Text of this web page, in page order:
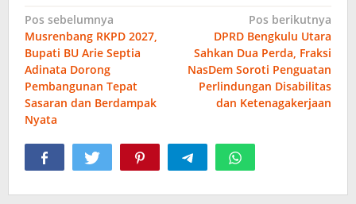
Navigasi
pos
Pos sebelumnya
Musrenbang RKPD 2027,
Bupati BU Arie Septia
Adinata Dorong
Pembangunan Tepat
Sasaran dan Berdampak
Nyata
Pos berikutnya
DPRD Bengkulu Utara
Sahkan Dua Perda, Fraksi
NasDem Soroti Penguatan
Perlindungan Disabilitas
dan Ketenagakerjaan